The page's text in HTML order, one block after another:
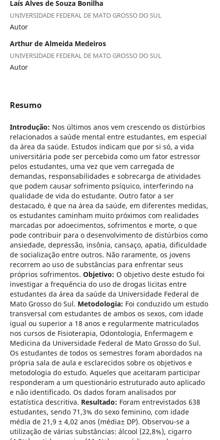
Laís Alves de Souza Bonilha
UNIVERSIDADE FEDERAL DE MATO GROSSO DO SUL
Autor
Arthur de Almeida Medeiros
UNIVERSIDADE FEDERAL DE MATO GROSSO DO SUL
Autor
Resumo
Introdução: Nos últimos anos vem crescendo os distúrbios
relacionados a saúde mental entre estudantes, em especial
da área da saúde. Estudos indicam que por si só, a vida
universitária pode ser percebida como um fator estressor
pelos estudantes, uma vez que vem carregada de
demandas, responsabilidades e sobrecarga de atividades
que podem causar sofrimento psíquico, interferindo na
qualidade de vida do estudante. Outro fator a ser
destacado, é que na área da saúde, em diferentes medidas,
os estudantes caminham muito próximos com realidades
marcadas por adoecimentos, sofrimentos e morte, o que
pode contribuir para o desenvolvimento de distúrbios como
ansiedade, depressão, insônia, cansaço, apatia, dificuldade
de socialização entre outros. Não raramente, os jovens
recorrem ao uso de substâncias para enfrentar seus
próprios sofrimentos. Objetivo: O objetivo deste estudo foi
investigar a frequência do uso de drogas licitas entre
estudantes da área da saúde da Universidade Federal de
Mato Grosso do Sul. Metodologia: Foi conduzido um estudo
transversal com estudantes de ambos os sexos, com idade
igual ou superior a 18 anos e regularmente matriculados
nos cursos de Fisioterapia, Odontologia, Enfermagem e
Medicina da Universidade Federal de Mato Grosso do Sul.
Os estudantes de todos os semestres foram abordados na
própria sala de aula e esclarecidos sobre os objetivos e
metodologia do estudo. Aqueles que aceitaram participar
responderam a um questionário estruturado auto aplicado
e não identificado. Os dados foram analisados por
estatística descritiva. Resultado: Foram entrevistados 638
estudantes, sendo 71,3% do sexo feminino, com idade
média de 21,9 ± 4,02 anos (média± DP). Observou-se a
utilização de várias substâncias: álcool (22,8%), cigarro